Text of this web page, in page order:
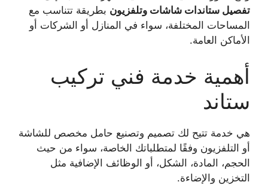
تفصيل ستاندات شاشات وتلفزيون بطريقة تتناسب مع
المساحات المختلفة، سواء في المنازل أو الشركات أو
الأماكن العامة.
أهمية خدمة فني تركيب
ستاند
هي خدمة تتيح لك تصميم وتصنيع حامل مخصص للشاشة
أو التلفزيون وفقًا لمتطلباتك الخاصة، سواء من حيث
الحجم، المادة، الشكل، أو الوظائف الإضافية مثل
التخزين والإضاءة.